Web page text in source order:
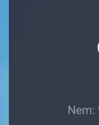
Nem: